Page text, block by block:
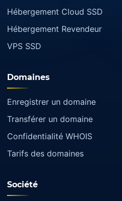
Hébergement Cloud SSD
Hébergement Revendeur
VPS SSD
Domaines
Enregistrer un domaine
Transférer un domaine
Confidentialité WHOIS
Tarifs des domaines
Société